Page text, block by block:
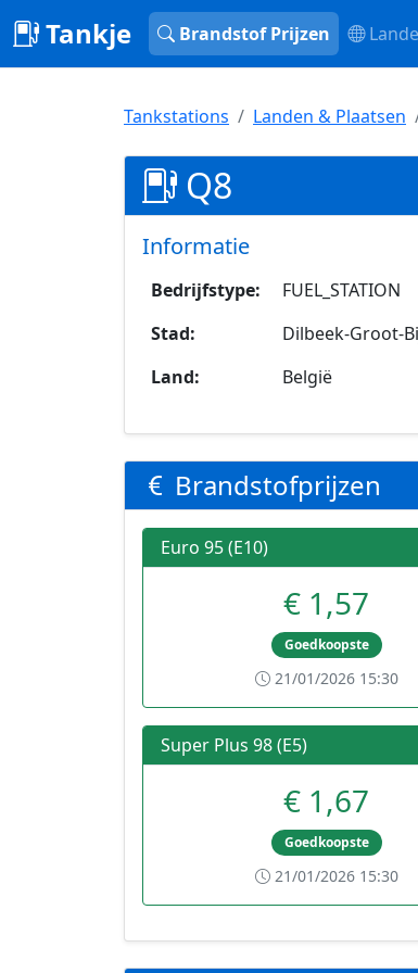
Tankje Brandstof Prijzen
Tankstations
Landen & Plaatsen
Q8
Informatie
Bedrijfstype:
FUEL_STATION
Stad:
Dilbeek-Groot-
Land:
België
Brandstofprijzen
Euro 95 (E10)
€ 1,57
Goedkoopste
21/01/2026 15:30
Super Plus 98 (E5)
€ 1,67
Goedkoopste
21/01/2026 15:30